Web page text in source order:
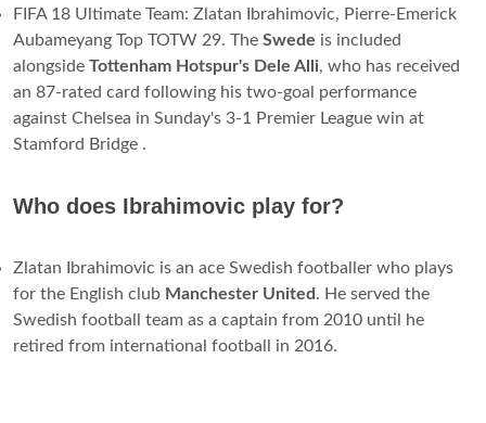
FIFA 18 Ultimate Team: Zlatan Ibrahimovic, Pierre-Emerick
Aubameyang Top TOTW 29. The Swede is included
alongside Tottenham Hotspur's Dele Alli, who has received
an 87-rated card following his two-goal performance
against Chelsea in Sunday's 3-1 Premier League win at
Stamford Bridge .
Who does Ibrahimovic play for?
Zlatan Ibrahimovic is an ace Swedish footballer who plays
for the English club Manchester United . He served the
Swedish football team as a captain from 2010 until he
retired from international football in 2016.